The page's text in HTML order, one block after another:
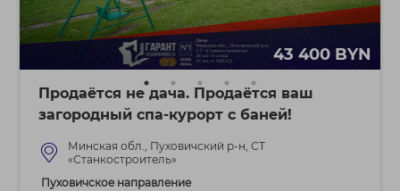
43 400 BYN
Продаётся не дача. Продаётся ваш
загородный спа-курорт с баней!
Минская обл., Пуховичский р-н, СТ
«Станкостроитель»
Пуховичское направление